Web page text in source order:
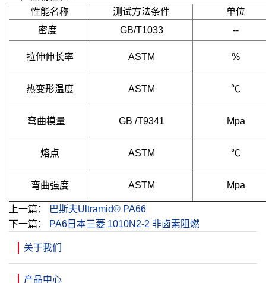
性能名称
测试方法条件
单位
密度
GB/T1033 --
拉伸伸长率 ASTM %
热变形温度 ASTM ℃
弯曲模量 GB /T9341 Mpa
熔点 ASTM ℃
弯曲强度 ASTM Mpa
上一篇：
巴斯夫Ultramid® PA66
下一篇：
PA6日本三菱 1010N2-2 非卤素阻燃
关于我们
产品中心